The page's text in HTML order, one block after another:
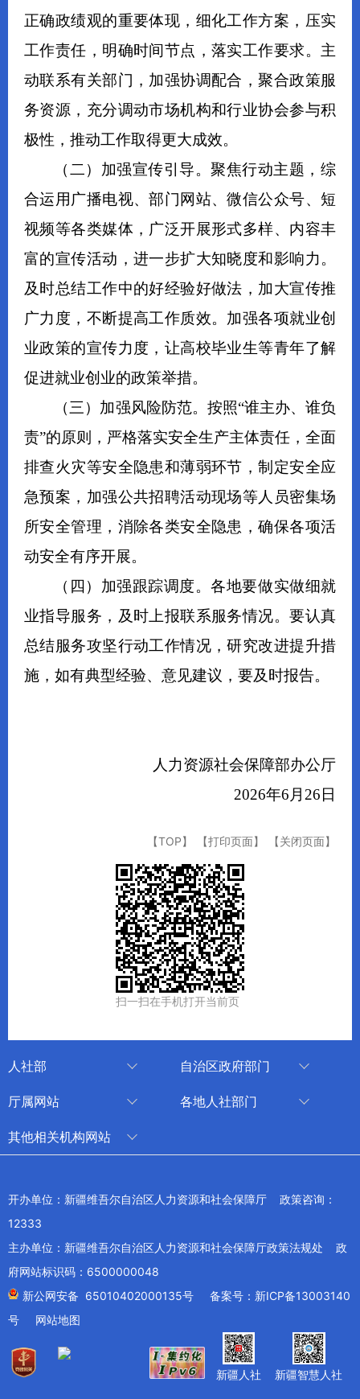
正确政绩观的重要体现，细化工作方案，压实
工作责任，明确时间节点，落实工作要求。 主
动联系有关部门，加强协调配合，聚合政策服
务资源，充分调动市场机构和行业协会参与积
极性，推动工作取得更大成效。
（二） 加强宣传引导。聚焦行动主题，综
合运用广播电视、部门网站、微信公众号、短
视频等各类媒体，广泛开展形式多样、内容丰
富的宣传活动，进一步扩大知晓度和影响力。
及时总结工作中的好经验好做法，加大宣传推
广力度，不断提高工作质效。加强各项就业创
业政策的宣传力度，让高校毕业生等青年了解
促进就业创业的政策举措。
（三 ） 加强风险防范。 按照“谁主办、谁负
责”的原则，严格落实安全生产主体责任， 全面
排查火灾等安全隐患和薄弱环节，制定安全应
急预案， 加强公共招聘活动现场等人员密集场
所安全管理， 消除各类安全隐患 ，确保各项活
动安全有序开展。
（ 四 ） 加强跟踪调度。各地要做实做细就
业指导服务，及时上报联系服务情况。要认真
总结服务攻坚行动工作情况，研究改进提升措
施，如有典型经验、意见建议，要及时报告。
人力资源社会保障部办公厅
2026年6 月 26 日
【TOP】 【打印页面】 【关闭页面】
扫一扫在手机打开当前页
人社部
技能人才评价工作网
自治区政府部门
审计厅
退役军人事务厅
商务厅
农业农村厅
卫生健康委员会
厅属网站
中国新疆人才网
各地人社部门
克孜勒苏柯尔克孜自治州
其他相关机构网站
新疆新闻网
新疆电视台
开办单位：新疆维吾尔自治区人力资源和社会保障厅 政策咨询：
12333
主办单位：新疆维吾尔自治区人力资源和社会保障厅政策法规处 政
府网站标识码：6500000048
新公网安备 65010402000135号
备案号：新ICP备13003140
号
网站地图
新疆人社 新疆智慧人社